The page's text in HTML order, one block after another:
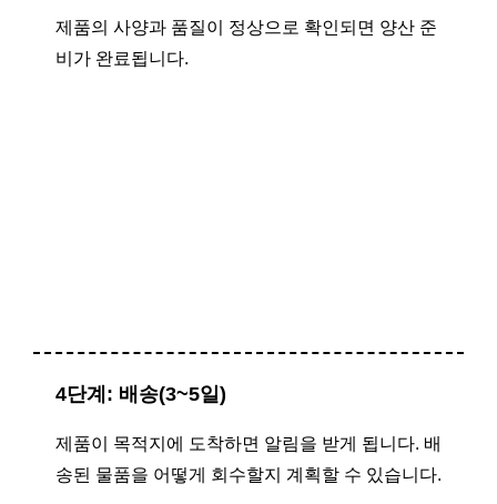
제품의 사양과 품질이 정상으로 확인되면 양산 준
비가 완료됩니다.
4단계: 배송(3~5일)
제품이 목적지에 도착하면 알림을 받게 됩니다. 배
송된 물품을 어떻게 회수할지 계획할 수 있습니다.